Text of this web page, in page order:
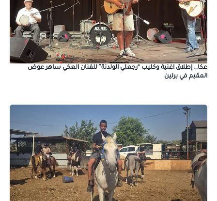
عكا… إطلاق اغنية وكليب “رجعلي الولدنة” للفنان العكي ساهر عوض
المقيم في برلين